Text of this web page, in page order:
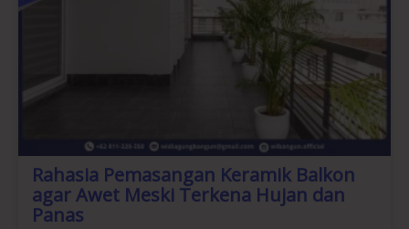
Rahasia Pemasangan Keramik Balkon
agar Awet Meski Terkena Hujan dan
Panas